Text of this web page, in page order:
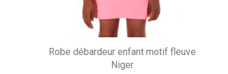
Robe débardeur enfant motif fleuve
Niger